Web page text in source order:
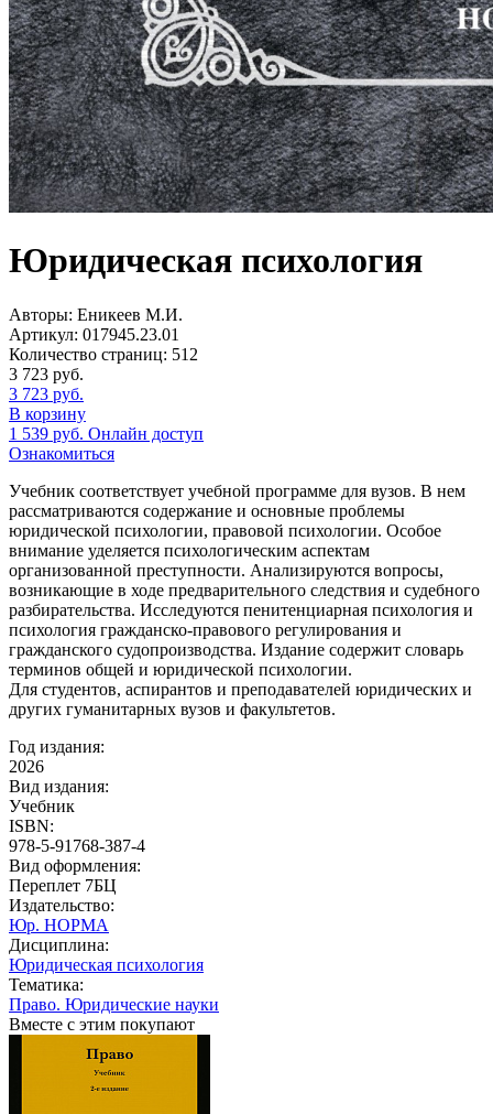
Юридическая психология
Авторы: Еникеев М.И.
Артикул: 017945.23.01
Количество страниц: 512
3 723 руб.
3 723 руб.
В корзину
1 539 руб. Онлайн доступ
Ознакомиться
Учебник соответствует учебной программе для вузов. В нем
рассматриваются содержание и основные проблемы
юридической психологии, правовой психологии. Особое
внимание уделяется психологическим аспектам
организованной преступности. Анализируются вопросы,
возникающие в ходе предварительного следствия и судебного
разбирательства. Исследуются пенитенциарная психология и
психология гражданско-правового регулирования и
гражданского судопроизводства. Издание содержит словарь
терминов общей и юридической психологии.
Для студентов, аспирантов и преподавателей юридических и
других гуманитарных вузов и факультетов.
Год издания:
2026
Вид издания:
Учебник
ISBN:
978-5-91768-387-4
Вид оформления:
Переплет 7БЦ
Издательство:
Юр. НОРМА
Дисциплина:
Юридическая психология
Тематика:
Право. Юридические науки
Вместе с этим покупают